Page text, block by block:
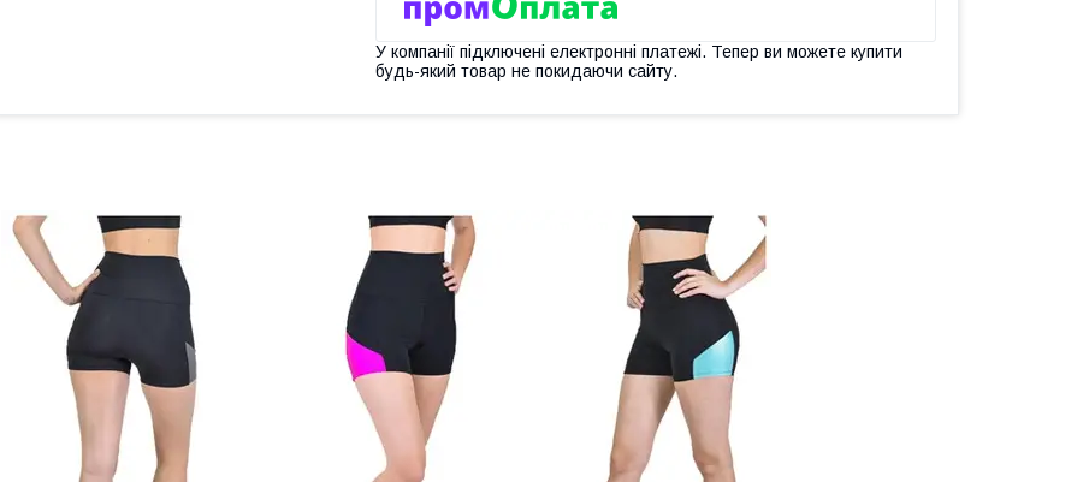
У компанії підключені електронні платежі. Тепер ви можете купити
будь-який товар не покидаючи сайту.